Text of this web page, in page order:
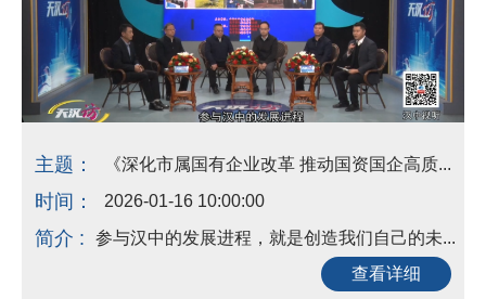
主题： 《深化市属国有企业改革 推动国资国企高质...
时间： 2026-01-16 10:00:00
简介 :
参与汉中的发展进程，就是创造我们自己的未...
查看详细